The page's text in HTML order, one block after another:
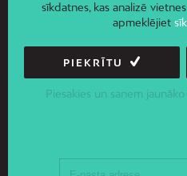
Piesakies un saņem
sīkdatnes, kas analizē
apmeklējiet
PIEKRĪTU